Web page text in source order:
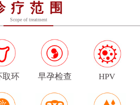
疗范围
Scope of treatment
取环 早孕检查 HPV